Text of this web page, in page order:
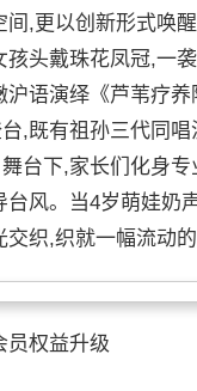
,更以创新形式唤
头戴珠花凤冠,一
语演绎《芦苇疗
,既有祖孙三代同
台下,家长们化身
风。当4岁萌娃奶
织,织就一幅流动
员权益升级